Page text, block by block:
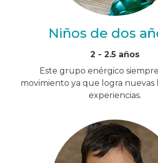
Niños de dos
2 - 2.5 años
Este grupo enérgico
movimiento ya que logra nuevas
experiencias.